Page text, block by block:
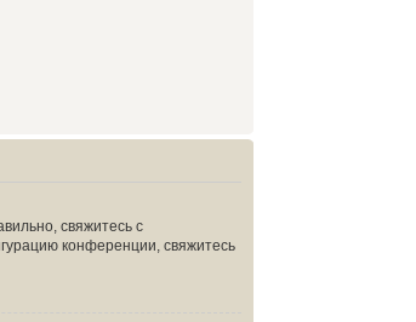
свяжитесь с
конференции, свяжитесь